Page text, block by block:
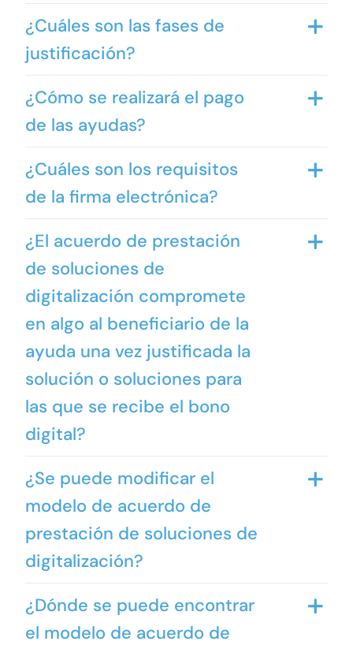
¿Cuáles son las fases de
justificación?
¿Cómo se realizará el pago
de las ayudas?
¿Cuáles son los requisitos
de la firma electrónica?
¿El acuerdo de prestación
de soluciones de
digitalización compromete
en algo al beneficiario de la
ayuda una vez justificada la
solución o soluciones para
las que se recibe el bono
digital?
¿Se puede modificar el
modelo de acuerdo de
prestación de soluciones de
digitalización?
¿Dónde se puede encontrar
el modelo de acuerdo de